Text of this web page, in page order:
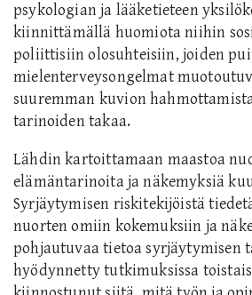
psykologian ja lääketieteen
kiinnittämällä huomiota niihin
poliittisiin olosuhteisiin, joiden
mielenterveysongelmat
suuremman kuvion
tarinoiden takaa.
Lähdin kartoittamaan maastoa
elämäntarinoita ja näkemyksiä
Syrjäytymisen riskitekijöistä
nuorten omiin kokemuksiin ja
pohjautuvaa tietoa syrjäytymisen
hyödynnetty tutkimuksissa